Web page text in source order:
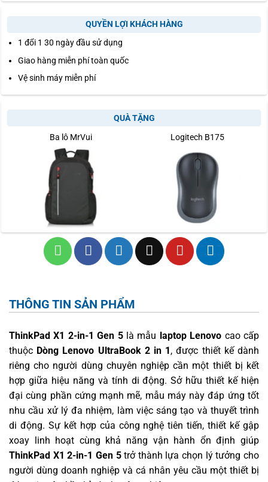
QUYỀN LỢI KHÁCH HÀNG
1 đổi 1 30 ngày đầu sử dụng
Giao hàng miễn phí toàn quốc
Vệ sinh máy miễn phí
QUÀ TẶNG
Ba lô MrVui Logitech B175
THÔNG TIN SẢN PHẨM
ThinkPad X1 2-in-1 Gen 5là mẫu laptop Lenovo cao cấp
thuộc Dòng Lenovo UltraBook 2 in 1 , được thiết kế dành
riêng cho người dùng chuyên nghiệp cần một thiết bị kết
hợp giữa hiệu năng và tính di động. Sở hữu thiết kế hiện
đại cùng phần cứng mạnh mẽ, mẫu máy này đáp ứng tốt
nhu cầu xử lý đa nhiệm, làm việc sáng tạo và thuyết trình
di động. Sự kết hợp của công nghệ tiên tiến, thiết kế gập
xoay linh hoạt cùng khả năng vận hành ổn định giúp
ThinkPad X1 2-in-1 Gen 5trở thành lựa chọn lý tưởng cho
người dùng doanh nghiệp và cá nhân yêu cầu một thiết bị